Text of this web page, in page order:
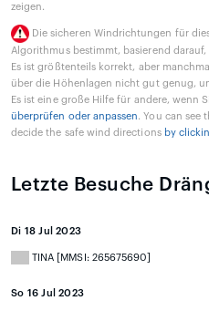
zeigen.
Die sicheren Windrichtungen für
Algorithmus bestimmt, basierend
Es ist größtenteils korrekt, aber
über die Höhenlagen nicht gut genug,
Es ist eine große Hilfe für andere, wenn
überprüfen oder anpassen. You can see
decide the safe wind directions by
Letzte Besuche
Di 18 Jul 2023
TINA [MMSI: 265675690]
So 16 Jul 2023